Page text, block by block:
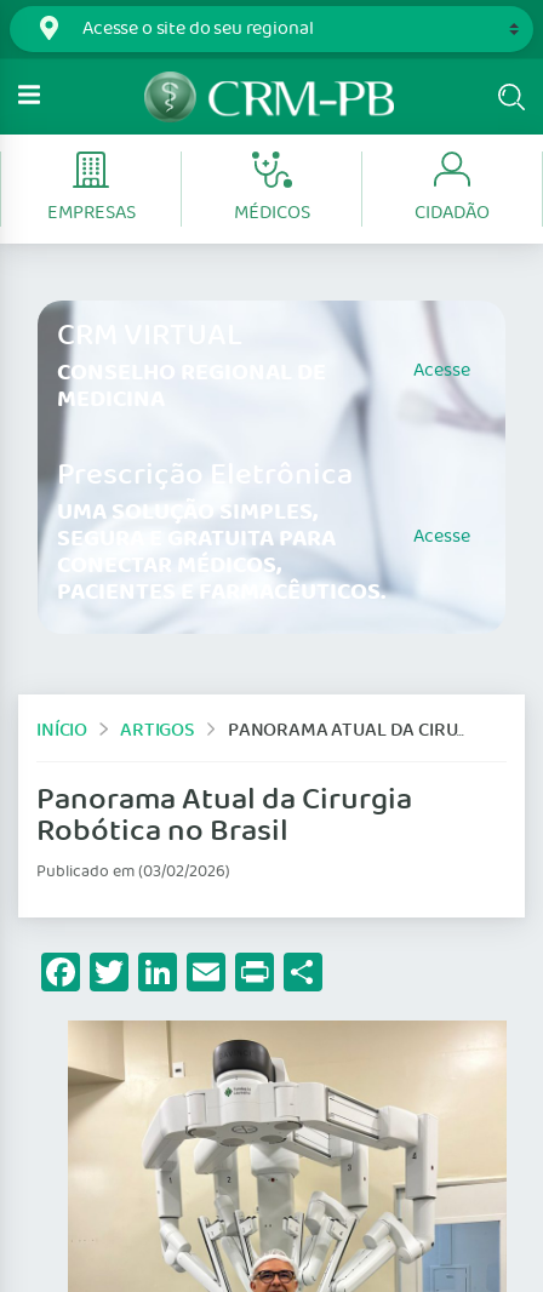
EMPRESAS MÉDICOS CIDADÃO
CRM VIRTUAL
CONSELHO REGIONAL DE
MEDICINA
Acesse
Prescrição Eletrônica
UMA SOLUÇÃO SIMPLES,
SEGURA E GRATUITA PARA
CONECTAR MÉDICOS,
PACIENTES E FARMACÊUTICOS.
Acesse
INÍCIO ARTIGOS PANORAMA ATUAL DA CIRURGIA ROBÓTICA NO BRASIL
Panorama Atual da Cirurgia
Robótica no Brasil
Publicado em (03/02/2026)
Facebook
Twitter
LinkedIn
Email
Print